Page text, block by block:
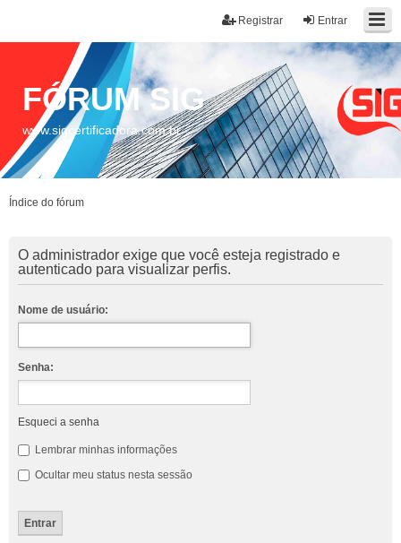
Entrar
Registrar
FÓRUM SIG
www.sigcertificadora.com.br
Índice do fórum
O administrador exige que você esteja registrado e
autenticado para visualizar perfis.
Nome de usuário:
Senha:
Esqueci a senha
Lembrar minhas informações
Ocultar meu status nesta sessão